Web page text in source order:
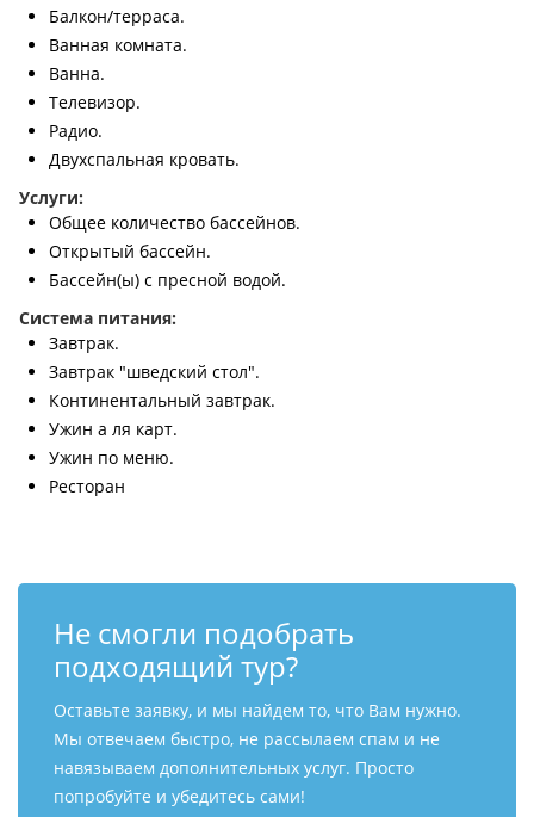
Балкон/терраса.
Ванная комната.
Ванна.
Телевизор.
Радио.
Двухспальная кровать.
Услуги:
Общее количество бассейнов.
Открытый бассейн.
Бассейн(ы) с пресной водой.
Система питания:
Завтрак.
Завтрак "шведский стол".
Континентальный завтрак.
Ужин а ля карт.
Ужин по меню.
Ресторан
Не смогли подобрать
подходящий тур?
Оставьте заявку, и мы найдем то, что Вам нужно.
Мы отвечаем быстро, не рассылаем спам и не
навязываем дополнительных услуг. Просто
попробуйте и убедитесь сами!